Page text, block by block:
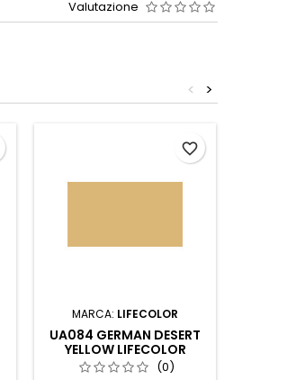
Valutazione
>
<
MARCA: LIFECOLOR
UA084 GERMAN DESERT
YELLOW LIFECOLOR
(0)
favorite_border